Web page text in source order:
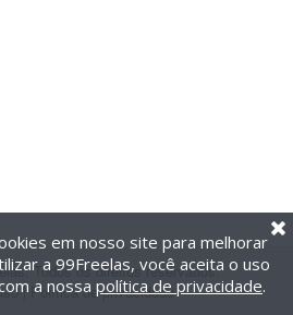
Todos os direitos reservados.
| Política de privacidade
em nosso site para melhorar
a 99Freelas, você aceita o uso
a nossa política de privacidade.